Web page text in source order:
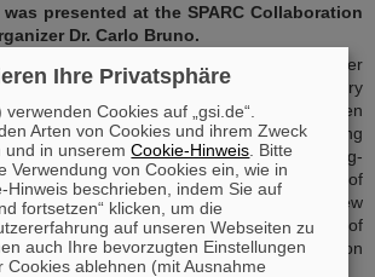
was presented at the SPARC Collaboration
Dr. Carlo Bruno.
honored for his thesis, titled “All-Order
Scattering” and the extraordinary
the longstanding discrepancy between
for the case of Delbrück scattering, a strong
to the elastic scattering of hard x- and g-
positron pairs in the strong Coulomb field of
has just been published in Physical Review
Lett. 131, 061601) and has attracted a lot of
article “Physics — Quantum Deflection
Ihre Privatsphäre
Cookies auf „gsi.de“.
Arten von Cookies und ihrem Zweck
und in unseremCookie-Hinweis . Bitte
Verwendung von Cookies ein, wie in
Hinweis beschrieben, indem Sie auf
fortsetzen“ klicken, um die
auf unseren Webseiten zu
auch Ihre bevorzugten Einstellungen
Cookies ablehnen (mit Ausnahme